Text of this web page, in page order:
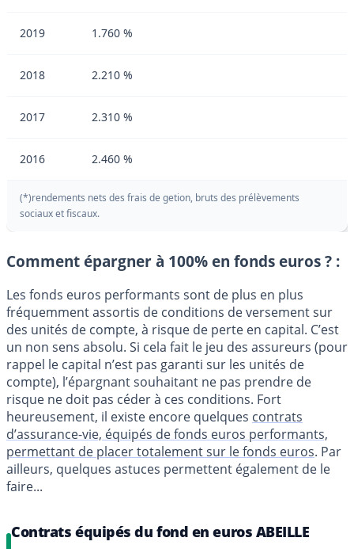
2019 1.760 %
2018 2.210 %
2017 2.310 %
2016 2.460 %
(*)rendements nets des frais de getion, bruts des prélèvements
sociaux et fiscaux.
Comment épargner à 100% en fonds euros ? :
Les fonds euros performants sont de plus en plus
fréquemment assortis de conditions de versement sur
des unités de compte, à risque de perte en capital. C’est
un non sens absolu. Si cela fait le jeu des assureurs (pour
rappel le capital n’est pas garanti sur les unités de
compte), l’épargnant souhaitant ne pas prendre de
risque ne doit pas céder à ces conditions. Fort
heureusement, il existe encore quelques contrats
d’assurance-vie, équipés de fonds euros performants,
permettant de placer totalement sur le fonds euros. Par
ailleurs, quelques astuces permettent également de le
faire...
Contrats équipés du fond en euros ABEILLE